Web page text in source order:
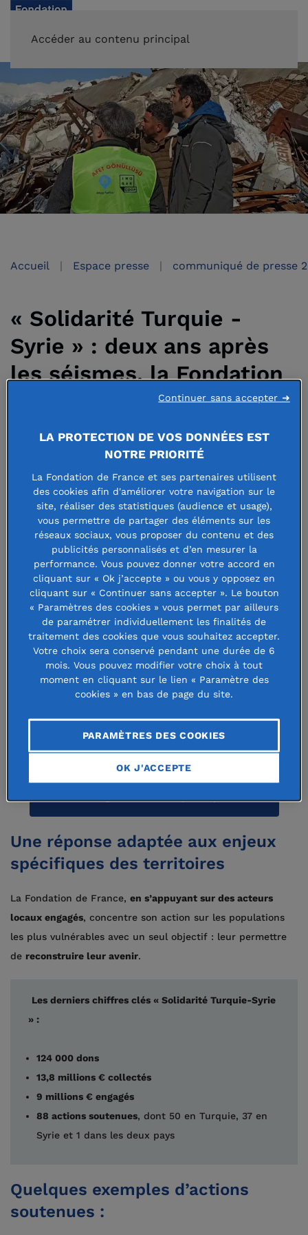
Accéder au contenu principal
Accueil Espace presse communiqué de presse
« Solidarité Turquie -
Syrie » : deux ans après
les séismes, la Fondation
de France poursuit son
engagement auprès des
populations
6 février 2025
Deux ans après cette catastrophe, la
Fondation de France reste pleinement
mobilisée pour répondre aux besoins
des populations qui demeurent
considérables. 9 millions d’euros ont
déjà été consacrés au déploiement de
88 actions dans les zones sinistrées,
en Turquie et en Syrie.
Une réponse adaptée aux enjeux
spécifiques des territoires
La Fondation de France, en s’appuyant sur des acteurs
locaux engagés, concentre son action sur les populations
les plus vulnérables avec un seul objectif : leur permettre
de reconstruire leur avenir.
Les derniers chiffres clés « Solidarité Turquie-Syrie
» :
124 000 dons
13,8 millions € collectés
9 millions € engagés
88 actions soutenues, dont 50 en Turquie, 37 en
Syrie et 1 dans les deux pays
Quelques exemples d’actions
soutenues :
LA PROTECTION DE VOS DONNÉES EST
NOTRE PRIORITÉ
La Fondation de France et ses partenaires utilisent
des cookies afin d'améliorer votre navigation sur le
site, réaliser des statistiques (audience et usage),
vous permettre de partager des éléments sur les
réseaux sociaux, vous proposer du contenu et des
publicités personnalisés et d’en mesurer la
performance. Vous pouvez donner votre accord en
cliquant sur « Ok j’accepte » ou vous y opposez en
cliquant sur « Continuer sans accepter ». Le bouton
« Paramètres des cookies » vous permet par ailleurs
de paramétrer individuellement les finalités de
traitement des cookies que vous souhaitez accepter.
Votre choix sera conservé pendant une durée de 6
mois. Vous pouvez modifier votre choix à tout
moment en cliquant sur le lien « Paramètre des
cookies » en bas de page du site.
PARAMÈTRES DES COOKIES
OK J'ACCEPTE
Continuer sans accepter ➜